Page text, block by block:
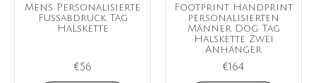
Mens Personalisierte
Fußabdruck Tag
Halskette
€56
Footprint Handprint
personalisierten
Männer Dog Tag
Halskette Zwei
Anhänger
€164